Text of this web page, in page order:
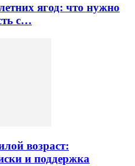
ягод: что нужно
с…
возраст:
и поддержка